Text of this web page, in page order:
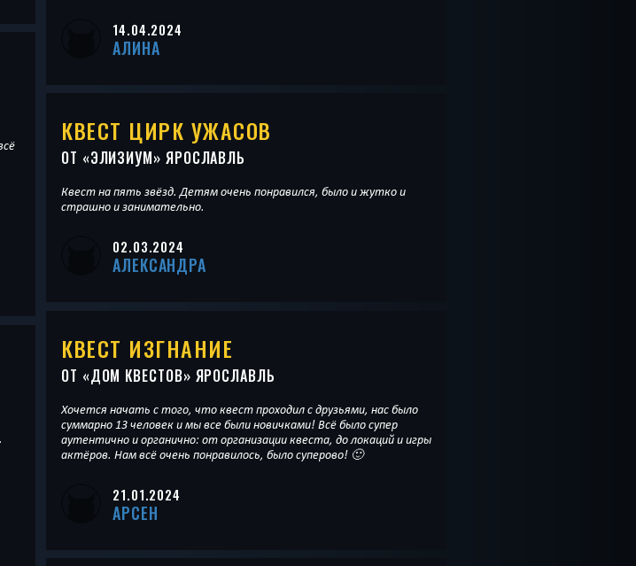
14.04.2024
АЛИНА
КВЕСТ ЦИРК УЖАСОВ
ОТ «ЭЛИЗИУМ» ЯРОСЛАВЛЬ
Квест на пять звёзд. Детям очень понравился, было и жутко и
страшно и занимательно.
02.03.2024
АЛЕКСАНДРА
КВЕСТ ИЗГНАНИЕ
ОТ «ДОМ КВЕСТОВ» ЯРОСЛАВЛЬ
Хочется начать с того, что квест проходил с друзьями, нас было
суммарно 13 человек и мы все были новичками! Всё было супер
аутентично и органично: от организации квеста, до локаций и игры
актёров. Нам всё очень понравилось, было суперово! 🙂
21.01.2024
АРСЕН